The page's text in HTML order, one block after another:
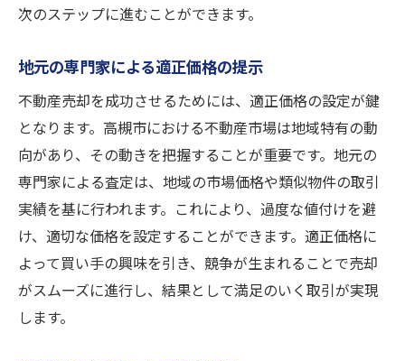
次のステップに進むことができます。
地元の専門家による適正価格の提示
不動産売却を成功させるためには、適正価格の設定が鍵
となります。高槻市における不動産市場は地域特有の動
向があり、その動きを把握することが重要です。地元の
専門家による査定は、地域の市場価格や類似物件の取引
実績を基に行われます。これにより、過度な値付けを避
け、適切な価格を設定することができます。適正価格に
よって買い手の興味を引き、競争が生まれることで売却
がスムーズに進行し、結果として満足のいく取引が実現
します。